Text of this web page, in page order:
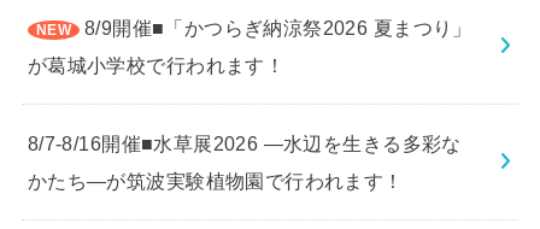
8/9開催■「かつらぎ納涼祭2026 夏まつり」
が葛城小学校で行われます！
8/7-8/16開催■水草展2026 ―水辺を生きる多彩な
かたち―が筑波実験植物園で行われます！